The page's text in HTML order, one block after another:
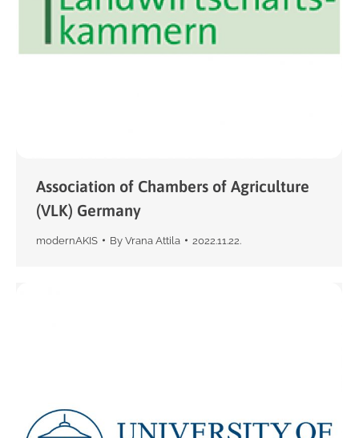
Association of Chambers of Agriculture
(VLK) Germany
modernAKIS By Vrana Attila 2022.11.22.